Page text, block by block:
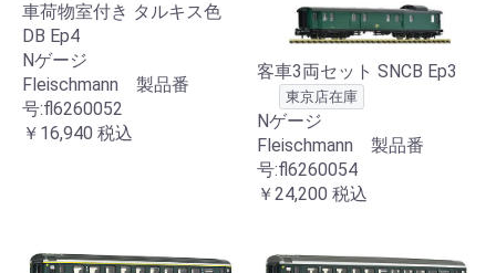
車荷物室付き タルキス色
DB Ep4
Nゲージ
Fleischmann 製品番
号:fl6260052
￥16,940 税込
客車3両セット SNCB Ep3
東京店在庫
Nゲージ
Fleischmann 製品番
号:fl6260054
￥24,200 税込